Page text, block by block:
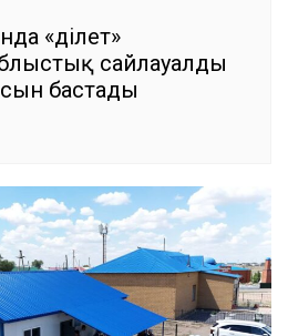
«Әділет»
сайлауалды
бастады